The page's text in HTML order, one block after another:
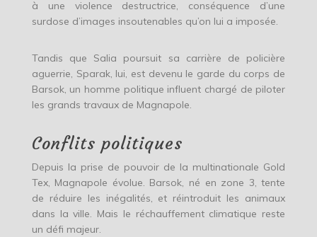
à une violence destructrice, conséquence d’une
surdose d’images insoutenables qu’on lui a imposée.
Tandis que Salia poursuit sa carrière de policière
aguerrie, Sparak, lui, est devenu le garde du corps de
Barsok, un homme politique influent chargé de piloter
les grands travaux de Magnapole.
Conflits politiques
Depuis la prise de pouvoir de la multinationale Gold
Tex, Magnapole évolue. Barsok, né en zone 3, tente
de réduire les inégalités, et réintroduit les animaux
dans la ville. Mais le réchauffement climatique reste
un défi majeur.